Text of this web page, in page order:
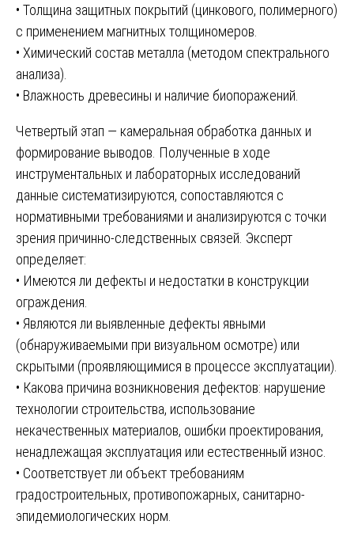
• Толщина защитных покрытий (цинкового, полимерного)
с применением магнитных толщиномеров.
• Химический состав металла (методом спектрального
анализа).
• Влажность древесины и наличие биопоражений.
Четвертый этап — камеральная обработка данных и
формирование выводов. Полученные в ходе
инструментальных и лабораторных исследований
данные систематизируются, сопоставляются с
нормативными требованиями и анализируются с точки
зрения причинно-следственных связей. Эксперт
определяет:
• Имеются ли дефекты и недостатки в конструкции
ограждения.
• Являются ли выявленные дефекты явными
(обнаруживаемыми при визуальном осмотре) или
скрытыми (проявляющимися в процессе эксплуатации).
• Какова причина возникновения дефектов: нарушение
технологии строительства, использование
некачественных материалов, ошибки проектирования,
ненадлежащая эксплуатация или естественный износ.
• Соответствует ли объект требованиям
градостроительных, противопожарных, санитарно-
эпидемиологических норм.